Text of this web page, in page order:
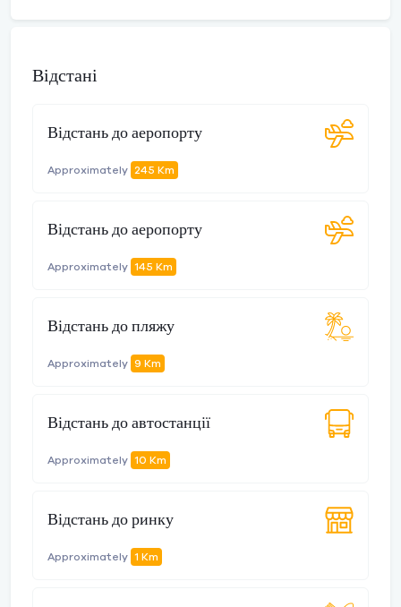
Відстані
Відстань до аеропорту
Approximately 245 Km
Відстань до аеропорту
Approximately 145 Km
Відстань до пляжу
Approximately 9 Km
Відстань до автостанції
Approximately 10 Km
Відстань до ринку
Approximately 1 Km